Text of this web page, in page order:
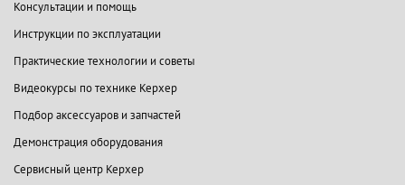
Консультации и помощь
Инструкции по эксплуатации
Практические технологии и советы
Видеокурсы по технике Керхер
Подбор аксессуаров и запчастей
Демонстрация оборудования
Сервисный центр Керхер